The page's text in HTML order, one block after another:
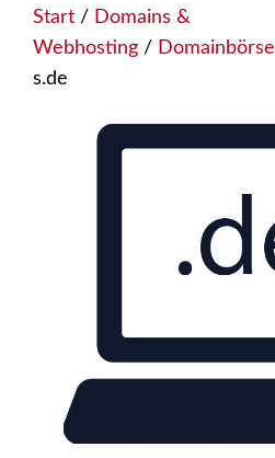
Start / Domains &
Webhosting / Domainbörse
s.de